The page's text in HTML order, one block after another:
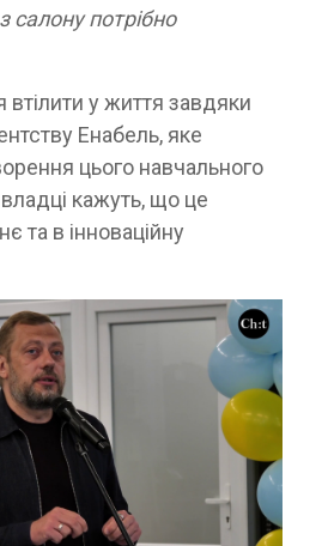
салону потрібно
у життя завдяки
Енабель, яке
цього навчального
владці кажуть, що це
та в інноваційну